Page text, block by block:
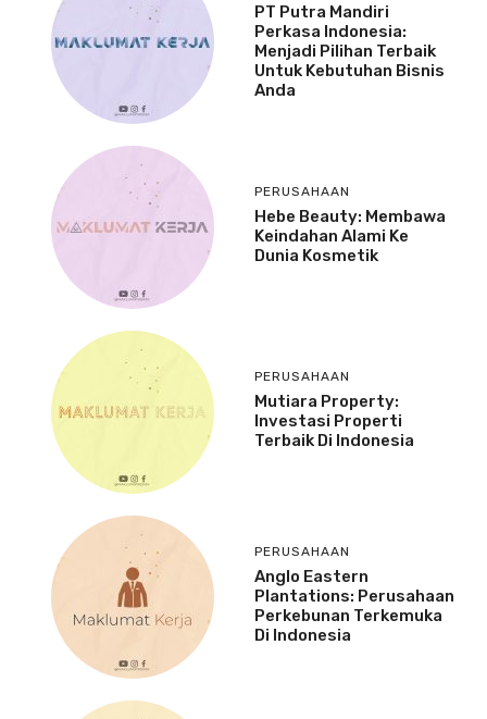
PT Putra Mandiri
Perkasa Indonesia:
Menjadi Pilihan Terbaik
Untuk Kebutuhan Bisnis
Anda
PERUSAHAAN
Hebe Beauty: Membawa
Keindahan Alami Ke
Dunia Kosmetik
PERUSAHAAN
Mutiara Property:
Investasi Properti
Terbaik Di Indonesia
PERUSAHAAN
Anglo Eastern
Plantations: Perusahaan
Perkebunan Terkemuka
Di Indonesia